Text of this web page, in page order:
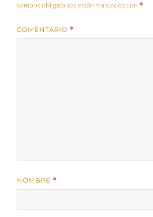
campos obligatorios están marcados con *
COMENTARIO *
NOMBRE *